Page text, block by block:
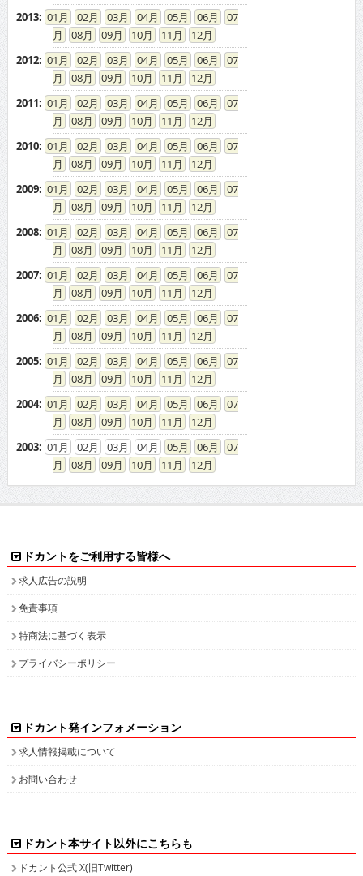
2013: 01 02 03 04 05 06
07
08
09 10 11
12
2012: 01 02 03 04 05 06
07
08
09 10 11
12
2011: 01 02 03 04 05 06
07
08
09 10 11
12
2010: 01 02 03 04 05 06
07
08
09 10 11
12
2009: 01 02 03 04 05 06
07
08
09 10 11
12
2008: 01 02 03 04 05 06
07
08
09 10 11
12
2007: 01 02 03 04 05 06
07
08
09 10 11
12
2006: 01 02 03 04 05 06
07
08
09 10 11
12
2005: 01 02 03 04 05 06
07
08
09 10 11
12
2004: 01 02 03 04 05 06
07
08
09 10 11
12
2003: 01 02 03 04 05 06
07
08
09 10 11 12
ドカントをご利用する皆様へ
求人広告の説明
免責事項
特商法に基づく表示
プライバシーポリシー
ドカント発インフォメーション
求人情報掲載について
お問い合わせ
ドカント本サイト以外にこちらも
ドカント公式 X(旧Twitter)